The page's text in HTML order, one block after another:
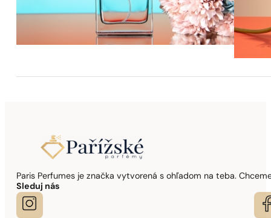
Paris Perfumes je značka vytvorená s ohľadom na teba.
Sleduj nás